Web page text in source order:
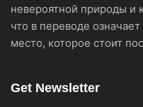
невероятной природы и
что в переводе
место, которое стоит
Get Newsletter